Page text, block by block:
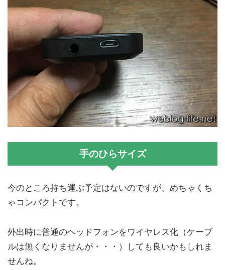
手のひらサイズ
今のところ持ち運ぶ予定はないのですが、めちゃくち
ゃコンパクトです。
外出時に普通のヘッドフォンをワイヤレス化（ケーブ
ルは無くなりませんが・・・）しても良いかもしれま
せんね。